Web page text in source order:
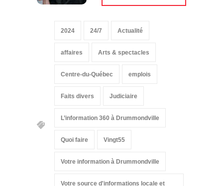
2024 24/7 Actualité
affaires Arts & spectacles
Centre-du-Québec emplois
Faits divers Judiciaire
L’information 360 à Drummondville
Quoi faire Vingt55
Votre information à Drummondville
Votre source d'informations locale et